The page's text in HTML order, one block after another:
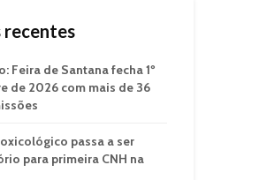
recentes
Feira de Santana fecha 1º
de 2026 com mais de 36
passa a ser
para primeira CNH na